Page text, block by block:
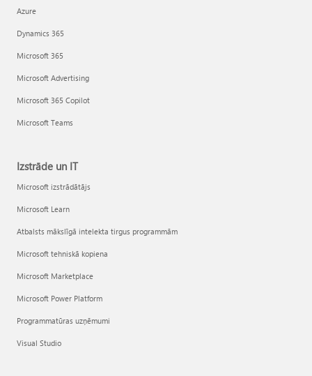
Azure
Dynamics 365
Microsoft 365
Microsoft Advertising
Microsoft 365 Copilot
Microsoft Teams
Izstrāde un IT
Microsoft izstrādātājs
Microsoft Learn
Atbalsts mākslīgā intelekta tirgus programmām
Microsoft tehniskā kopiena
Microsoft Marketplace
Microsoft Power Platform
Programmatūras uzņēmumi
Visual Studio